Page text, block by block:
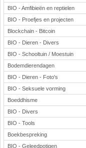
BIO - Amfibieën en reptielen
BIO - Proefjes en projecten
Blockchain - Bitcoin
BIO - Dieren - Divers
BIO - Schooltuin / Moestuin
Bodemdierendagen
BIO - Dieren - Foto's
BIO - Seksuele vorming
Boeddhisme
BIO - Divers
BIO - Tools
Boekbespreking
BIO - Geleedpotigen